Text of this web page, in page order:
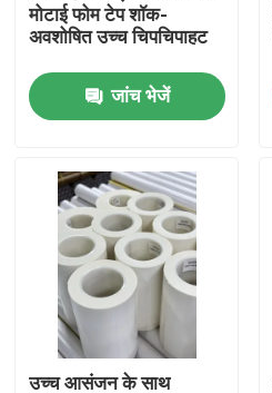
फैक्टरी यात्रा
गुणवत्ता नियंत्रण
हमसे संपर्क करें
एक बोली का अनुरोध
गर्म पिघल चिपकने वाला टेप
कालीन चिपकने वाला टेप
मोटाई फोम टेप शॉक-
अवशोषित उच्च चिपचिपाहट
जांच भेजें
उच्च आसंजन के साथ